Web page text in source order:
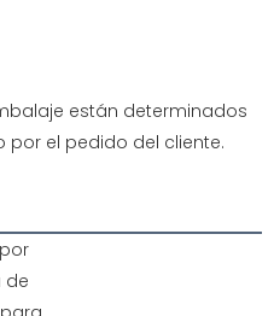
están determinados